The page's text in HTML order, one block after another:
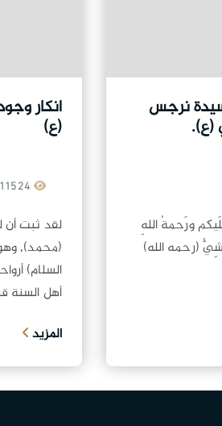
نرجس
(ع).
ورَحمةُ اللهِ
(رحمه الله)
انكار
(ع)
لقد ثبت أن
(محمد),
السلام)
أهل السنة
المزيد